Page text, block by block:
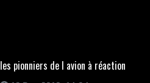
les pionniers de l avion à réaction